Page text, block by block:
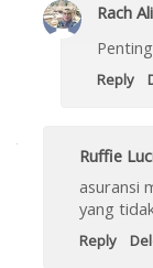
Rach
Reply
Ruffie
asuransi
yang
Reply